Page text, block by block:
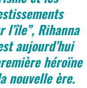
l’île”, Rihanna
aujourd’hui
héroïne
nouvelle ère.